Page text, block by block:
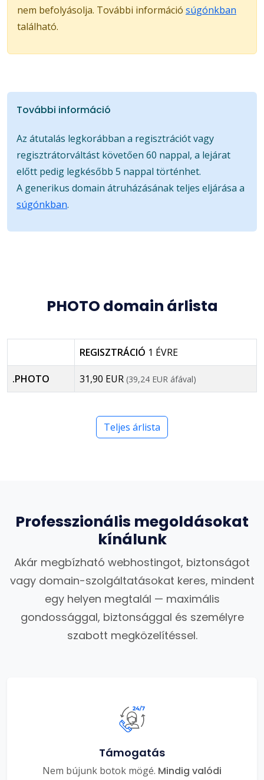
nem befolyásolja. További információ súgónkban
található.
További információ
Az átutalás legkorábban a regisztrációt vagy
regisztrátorváltást követően 60 nappal, a lejárat
előtt pedig legkésőbb 5 nappal történhet.
A generikus domain átruházásának teljes eljárása a
súgónkban.
PHOTO domain árlista
REGISZTRÁCIÓ 1 ÉVRE
.PHOTO 31,90 EUR (39,24 EUR áfával)
Teljes árlista
Professzionális megoldásokat
kínálunk
Akár megbízható webhostingot, biztonságot
vagy domain-szolgáltatásokat keres, mindent
egy helyen megtalál — maximális
gondossággal, biztonsággal és személyre
szabott megközelítéssel.
Támogatás
Nem bújunk botok mögé. Mindig valódi